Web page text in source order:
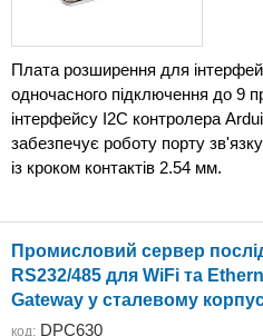
Плата розширення для
одночасного підключення до 9
інтерфейсу I2C контролера
забезпечує роботу порту
із кроком контактів 2.54 мм.
Промисловий сервер
RS232/485 для WiFi та
Gateway у сталевому
код: DPC630